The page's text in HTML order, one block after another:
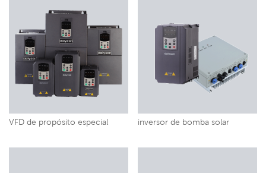
VFD de propósito especial inversor de bomba solar